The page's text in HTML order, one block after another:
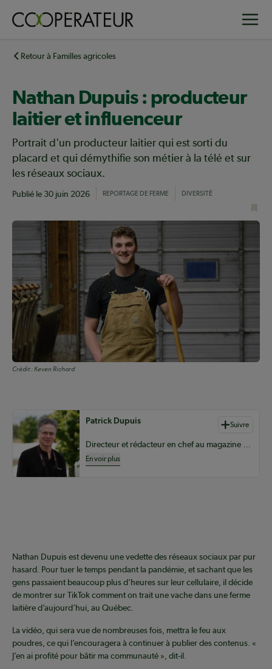
principalRetour à Familles agricoles
Nathan Dupuis : producteur
laitier et influenceur
Portrait d'un producteur laitier qui est sorti du
placard et qui démythifie son métier à la télé et sur
les réseaux sociaux.
Publié le 30 juin 2026 REPORTAGE DE FERME DIVERSITÉ
Crédit :Keven Richard
Auteurs de contenu
Patrick Dupuis Suivre
Directeur et rédacteur en chef au magazine Coopérateur
En voir plus
Nathan Dupuis est devenu une vedette des réseaux sociaux par pur
hasard. Pour tuer le temps pendant la pandémie, et sachant que les
gens passaient beaucoup plus d’heures sur leur cellulaire, il décide
de montrer sur TikTok comment on trait une vache dans une ferme
laitière d’aujourd’hui, au Québec.
La vidéo, qui sera vue de nombreuses fois, mettra le feu aux
poudres, ce qui l’encouragera à continuer à publier des contenus. «
J’en ai profité pour bâtir ma communauté », dit-il.